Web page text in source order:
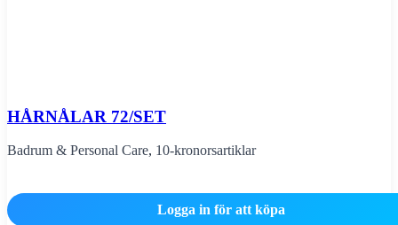
HÅRNÅLAR 72/SET
Badrum & Personal Care, 10-kronorsartiklar
Logga in för att köpa